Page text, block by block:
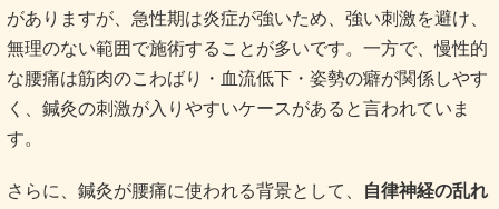
がありますが、急性期は炎症が強いため、強い刺激を避け、
無理のない範囲で施術することが多いです。一方で、慢性的
な腰痛は筋肉のこわばり・血流低下・姿勢の癖が関係しやす
く、鍼灸の刺激が入りやすいケースがあると言われていま
す。
さらに、鍼灸が腰痛に使われる背景として、
自律神経の乱れ